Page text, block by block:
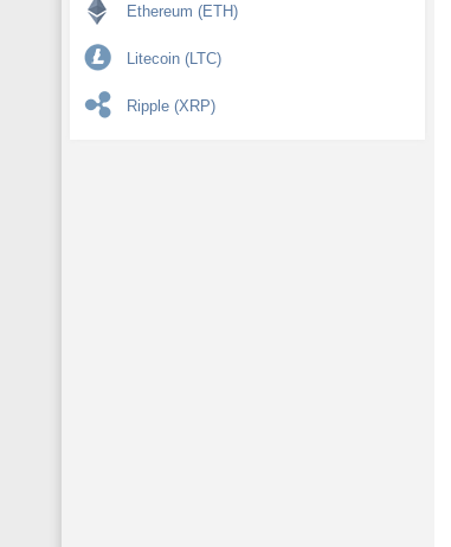
Ethereum (ETH)
Litecoin (LTC)
Ripple (XRP)